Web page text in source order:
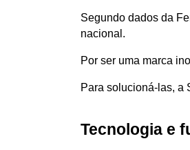
Segundo dados da
nacional.
Por ser uma marca
Para solucioná-las, a
Tecnologia e